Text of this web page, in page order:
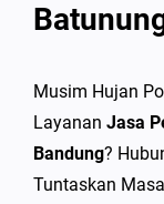
Musim Hujan
Layanan Jasa
Bandung?
Tuntaskan